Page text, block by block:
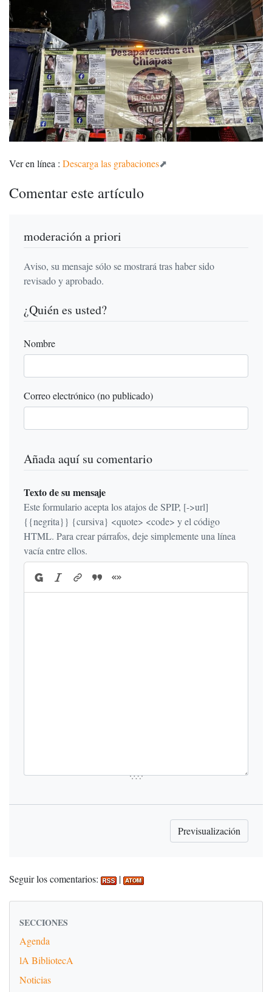
Ver en línea : Descarga las grabaciones
Comentar este artículo
moderación a priori
Aviso, su mensaje sólo se mostrará tras haber sido
revisado y aprobado.
¿Quién es usted?
Nombre
Correo electrónico (no publicado)
Añada aquí su comentario
Texto de su mensaje
Este formulario acepta los atajos de SPIP, [->url]
{{negrita}} {cursiva} <quote> <code> y el código
HTML. Para crear párrafos, deje simplemente una línea
vacía entre ellos.
Seguir los comentarios: |
SECCIONES
Agenda
lA BibliotecA
Noticias